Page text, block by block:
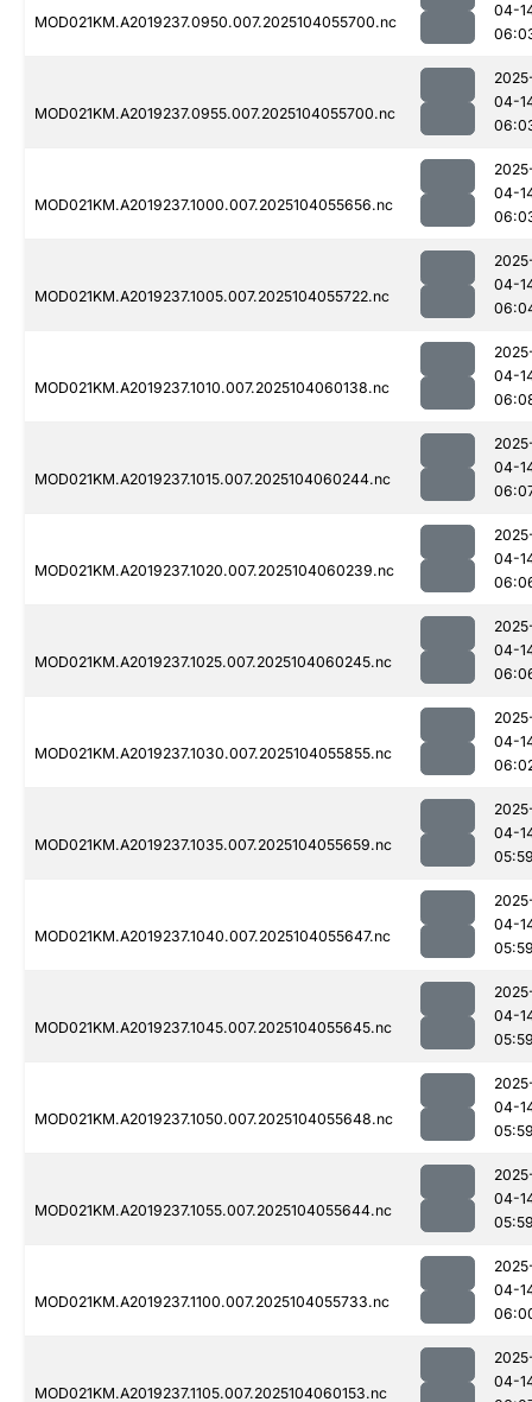
MOD021KM.A2019237.0950.007.2025104055700.nc
04-
MOD021KM.A2019237.0955.007.2025104055700.nc
04-
MOD021KM.A2019237.1000.007.2025104055656.nc
04-
MOD021KM.A2019237.1005.007.2025104055722.nc
04-
MOD021KM.A2019237.1010.007.2025104060138.nc
04-
MOD021KM.A2019237.1015.007.2025104060244.nc
04-
MOD021KM.A2019237.1020.007.2025104060239.nc
04-
MOD021KM.A2019237.1025.007.2025104060245.nc
04-
MOD021KM.A2019237.1030.007.2025104055855.nc
04-
MOD021KM.A2019237.1035.007.2025104055659.nc
04-
MOD021KM.A2019237.1040.007.2025104055647.nc
04-
MOD021KM.A2019237.1045.007.2025104055645.nc
04-
MOD021KM.A2019237.1050.007.2025104055648.nc
04-
MOD021KM.A2019237.1055.007.2025104055644.nc
04-
MOD021KM.A2019237.1100.007.2025104055733.nc
04-
MOD021KM.A2019237.1105.007.2025104060153.nc
04-